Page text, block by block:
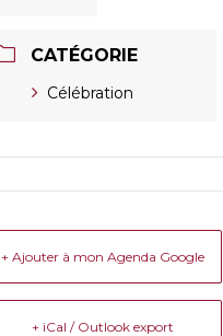
CATÉGORIE
Célébration
+ Ajouter à mon Agenda Google
+ iCal / Outlook export